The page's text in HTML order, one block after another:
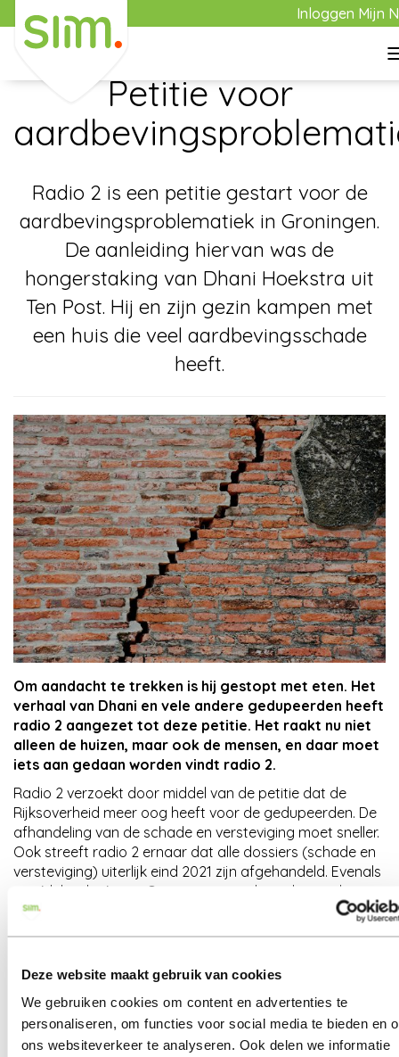
Deze website maakt gebruik van cookies
We gebruiken cookies om content en advertenties te
personaliseren, om functies voor social media te bieden en
ons websiteverkeer te analyseren. Ook delen we informatie
Inloggen Mijn
Aankoop
Verkoop
Nieuws
Contact
Petitie voor
Radio 2 is een petitie gestart voor de
aardbevingsproblematiek in Groningen.
De aanleiding hiervan was de
hongerstaking van Dhani Hoekstra uit
Ten Post. Hij en zijn gezin kampen met
een huis die veel aardbevingsschade
heeft.
Om aandacht te trekken is hij gestopt met eten. Het
verhaal van Dhani en vele andere gedupeerden heeft
radio 2 aangezet tot deze petitie. Het raakt nu niet
alleen de huizen, maar ook de mensen, en daar moet
iets aan gedaan worden vindt radio 2.
Radio 2 verzoekt door middel van de petitie dat de
Rijksoverheid meer oog heeft voor de gedupeerden. De
afhandeling van de schade en versteviging moet sneller.
Ook streeft radio 2 ernaar dat alle dossiers (schade en
versteviging) uiterlijk eind 2021 zijn afgehandeld. Evenals
een 'deltaplan' voor Groningen, wat de gedupeerden
weer perspectief biedt en het initiatief teruggeeft.
Om te zorgen dat de Tweede Kamer het onderwerp
verzamelt de handtekeningen op de website petities.nl
en heet 'Gas op die lolly'. Help jij ook mee? Zethierje
handtekening.